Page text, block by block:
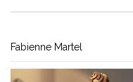
Fabienne Martel